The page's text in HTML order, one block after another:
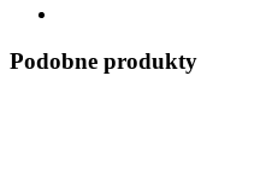
Podobne produkty